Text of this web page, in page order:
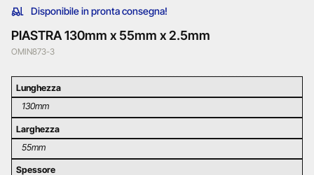
Disponibile in pronta consegna!
PIASTRA 130mm x 55mm x 2.5mm
OMIN873-3
Lunghezza
130mm
Larghezza
55mm
Spessore